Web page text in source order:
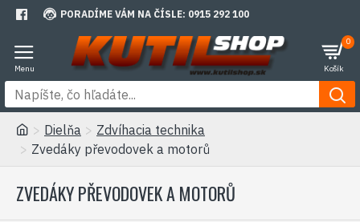
PORADÍME VÁM NA ČÍSLE: 0915 292 100
0
Dielňa
Zdvíhacia technika
Zvedáky převodovek a motorů
ZVEDÁKY PŘEVODOVEK A MOTORŮ